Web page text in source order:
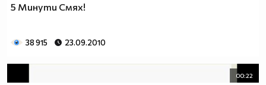
5 Минути Смях!
38 915 23.09.2010
00:22